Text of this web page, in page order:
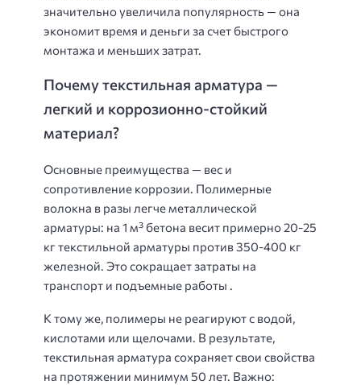
значительно увеличила популярность — она
экономит время и деньги за счет быстрого
монтажа и меньших затрат.
Почему текстильная арматура —
легкий и коррозионно-стойкий
материал?
Основные преимущества — вес и
сопротивление коррозии. Полимерные
волокна в разы легче металлической
арматуры: на 1 м³ бетона весит примерно20-25
кг текстильной арматуры против350-400 кг
железной. Это сокращает затраты на
транспорт и подъемные работы .
К тому же, полимеры не реагируют с водой,
кислотами или щелочами. В результате,
текстильная арматура сохраняет свои свойства
на протяжении минимум 50 лет. Важно: